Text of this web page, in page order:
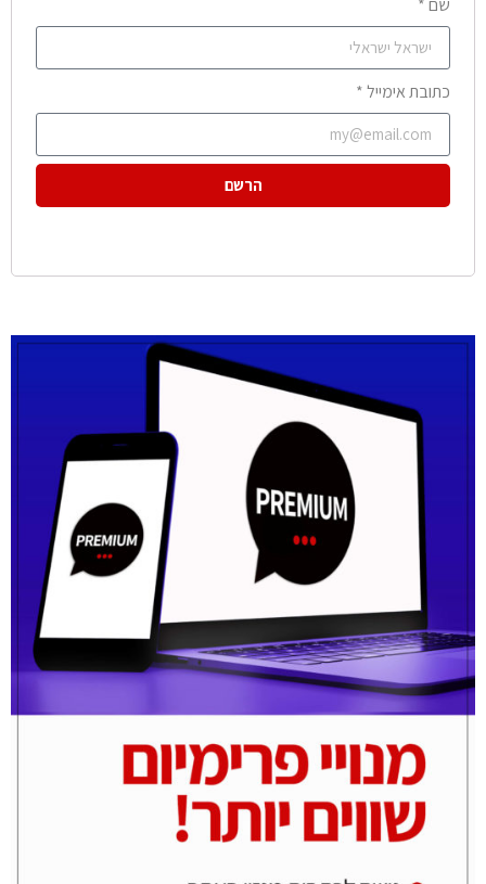
כתובת אימייל *
הרשם